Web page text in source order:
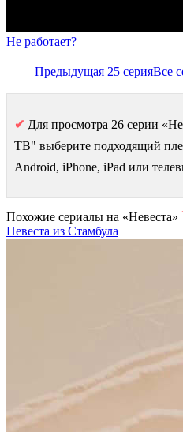
Не работает?
Предыдущая 25 серияВсе
✔ Для просмотра 26 серии
ТВ" выберите подходящий
Android, iPhone, iPad или
Похожие сериалы на «Невеста»
Невеста из Стамбула